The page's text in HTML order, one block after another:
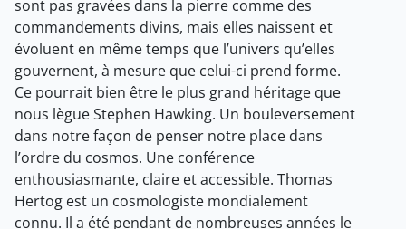
sont pas gravées dans la pierre comme des
commandements divins, mais elles naissent et
évoluent en même temps que l’univers qu’elles
gouvernent, à mesure que celui-ci prend forme.
Ce pourrait bien être le plus grand héritage que
nous lègue Stephen Hawking. Un bouleversement
dans notre façon de penser notre place dans
l’ordre du cosmos. Une conférence
enthousiasmante, claire et accessible. Thomas
Hertog est un cosmologiste mondialement
connu. Il a été pendant de nombreuses années le